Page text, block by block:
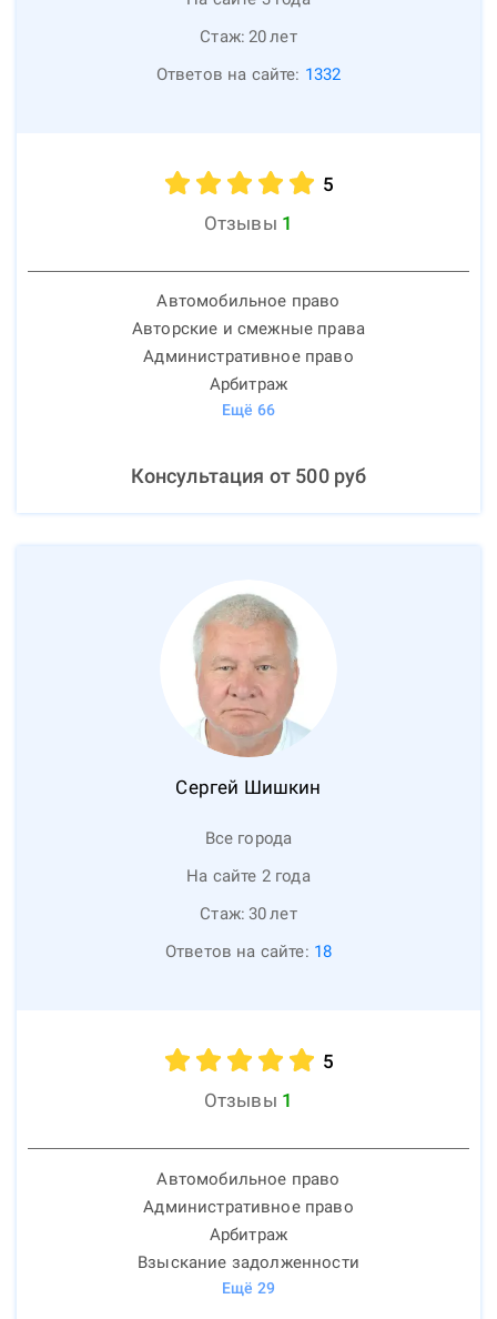
Стаж: 20лет
Ответов на сайте: 1332
5
Отзывы 1
Автомобильное право
Авторские и смежные права
Административное право
Арбитраж
Ещё 66
Консультация от 500руб
Сергей Шишкин
Все города
На сайте 2 года
Стаж: 30лет
Ответов на сайте: 18
5
Отзывы 1
Автомобильное право
Административное право
Арбитраж
Взыскание задолженности
Ещё 29